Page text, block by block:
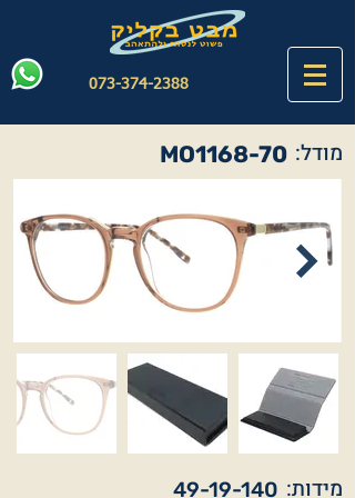
073-374-2388
MO1168-70 מודל:
49-19-140 מידות: